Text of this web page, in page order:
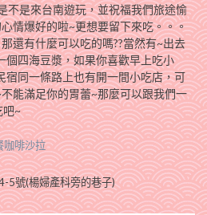
不是來台南遊玩，並祝福我們旅途愉
情爆好的啦~更想要留下來吃。。。
還有什麼可以吃的嗎??當然有~出去
個四海豆漿，如果你喜歡早上吃小
宿同一條路上也有開一間小吃店，可
能滿足你的胃蕾~那麼可以跟我們一
吧~
咖啡沙拉
5號(楊婦產科旁的巷子)